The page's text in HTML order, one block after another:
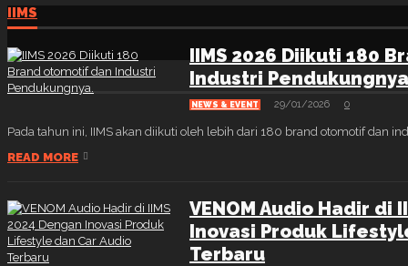
IIMS
IIMS 2026 Diikuti 180
Industri
NEWS & EVENT 29/01/2026 0
Pada tahun ini, IIMS akan diikuti oleh lebih dari 180 brand otomotif dan
READ MORE
VENOM Audio Hadir di
Inovasi Produk
Terbaru